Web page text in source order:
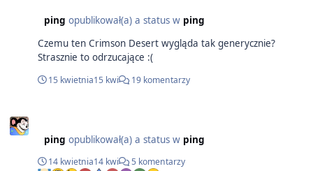
ping opublikował(a) a status w ping
Czemu ten Crimson Desert wygląda tak generycznie?
Strasznie to odrzucające :(
15 kwietnia15 kwi 19 komentarzy
ping opublikował(a) a status w ping
14 kwietnia14 kwi
5 komentarzy